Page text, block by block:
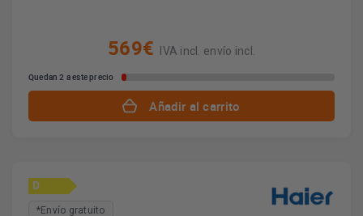
569€ IVA incl. envío incl.
Quedan 2 a este precio
Añadir al carrito
D
*Envío gratuito